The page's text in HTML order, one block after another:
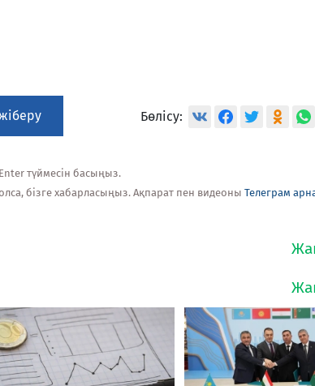
Бөлісу:
түймесін басыңыз.
бізге хабарласыңыз. Ақпарат пен видеоны Телеграм